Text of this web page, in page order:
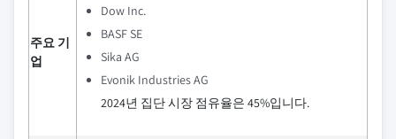
주요 기
업
Dow Inc.
BASF SE
Sika AG
Evonik Industries AG
2024년 집단 시장 점유율은 45%입니다.